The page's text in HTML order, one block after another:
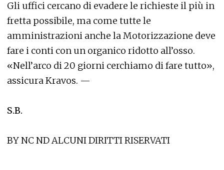
Gli uffici cercano di evadere le richieste il più in
fretta possibile, ma come tutte le
amministrazioni anche la Motorizzazione deve
fare i conti con un organico ridotto all’osso.
«Nell’arco di 20 giorni cerchiamo di fare tutto»,
assicura Kravos. —
S.B.
BY NC ND ALCUNI DIRITTI RISERVATI